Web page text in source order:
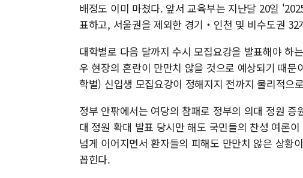
배정도 이미 마쳤다. 앞서 교육부는 지난달 20일
표하고, 서울권을 제외한 경기‧인천 및 비수도권 32
대학별로 다음 달까지 수시 모집요강을 발표해야 하
우 현장의 혼란이 만만치 않을 것으로 예상되기 때
학별) 신입생 모집요강이 정해지지 전까지 물리적으
정부 안팎에서는 여당의 참패로 정부의 의대 정원
대 정원 확대 발표 당시만 해도 국민들의 찬성 여론
넘게 이어지면서 환자들의 피해도 만만치 않은 상황
꼽힌다.